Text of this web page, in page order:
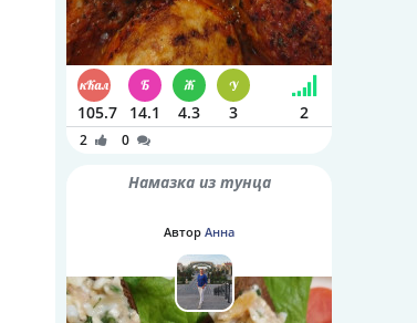
105.7 14.1 4.3 3 2
2 0
Намазка из тунца
Автор Анна